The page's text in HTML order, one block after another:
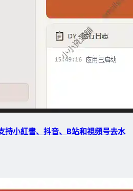
持小紅書、抖音、B站和視頻号去水